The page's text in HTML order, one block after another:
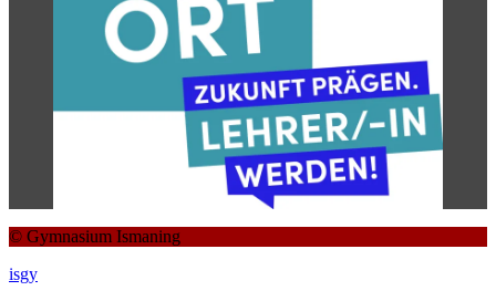
© Gymnasium Ismaning
isgy